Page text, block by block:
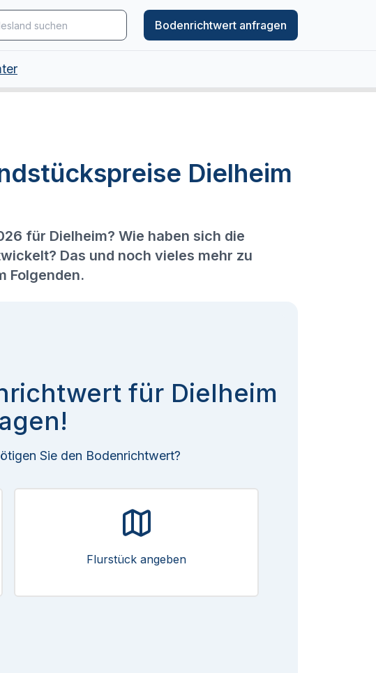
Bodenrichtwert anfragen
Dielheim
für Dielheim? Wie haben sich die
Das und noch vieles mehr zu
Folgenden.
für Dielheim
Sie den Bodenrichtwert?
Flurstück angeben